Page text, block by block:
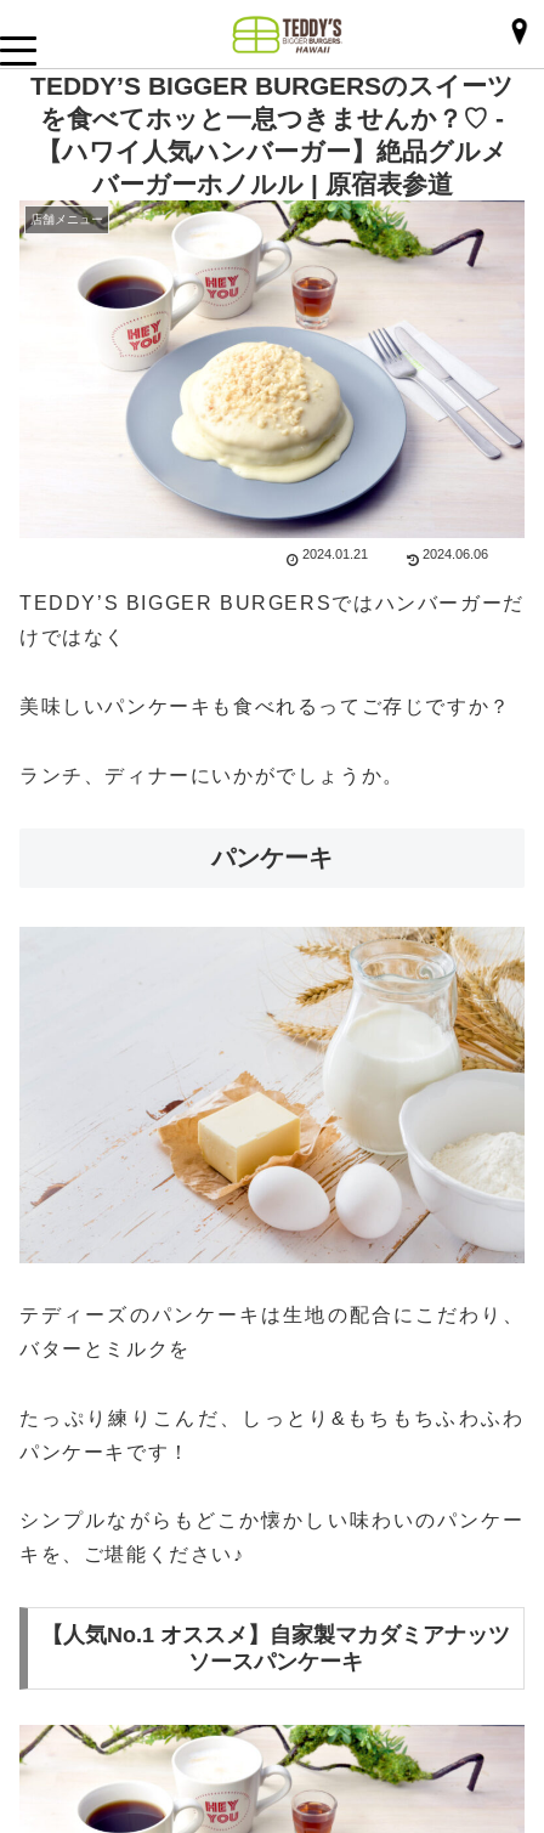
TEDDY’S BIGGER BURGERSのスイーツ
を食べてホッと一息つきませんか？♡ -
【ハワイ人気ハンバーガー】絶品グルメ
バーガーホノルル | 原宿表参道
店舗メニュー
2024.01.21 2024.06.06
TEDDY’S BIGGER BURGERSではハンバーガーだ
けではなく
美味しいパンケーキも食べれるってご存じですか？
ランチ、ディナーにいかがでしょうか。
パンケーキ
テディーズのパンケーキは生地の配合にこだわり、
バターとミルクを
たっぷり練りこんだ、しっとり&もちもちふわふわ
パンケーキです！
シンプルながらもどこか懐かしい味わいのパンケー
キを、ご堪能ください♪
【人気No.1 オススメ】自家製マカダミアナッツ
ソースパンケーキ